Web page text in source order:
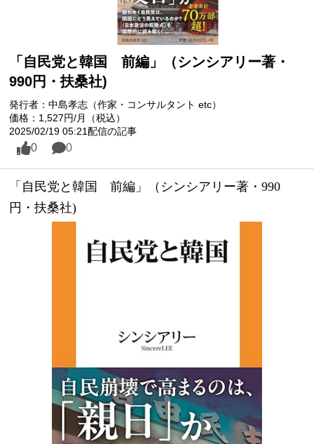
「自民党と韓国 前編」（シンシアリー著・
990円・扶桑社)
発行者：中島孝志（作家・コンサルタント etc）
価格：1,527円/月（税込）
2025/02/19 05:21配信の記事
0 0
「自民党と韓国　前編」（シンシアリー著・990
円・扶桑社)